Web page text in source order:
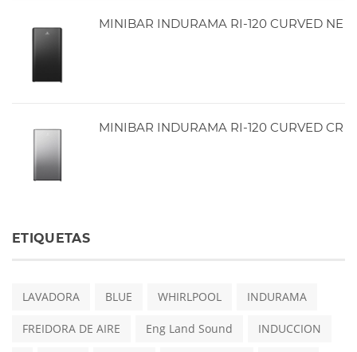
MINIBAR INDURAMA RI-120 CURVED NE
MINIBAR INDURAMA RI-120 CURVED CR
ETIQUETAS
LAVADORA BLUE WHIRLPOOL INDURAMA
FREIDORA DE AIRE Eng Land Sound INDUCCION